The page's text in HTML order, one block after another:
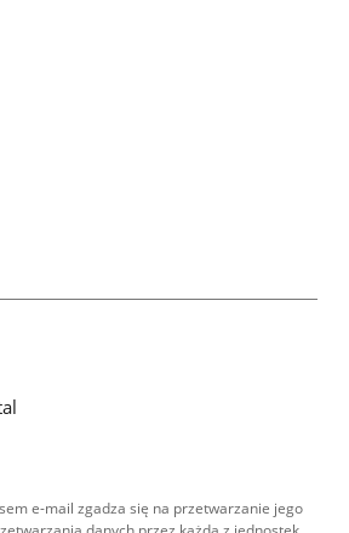
e-mail zgadza się na przetwarzanie jego